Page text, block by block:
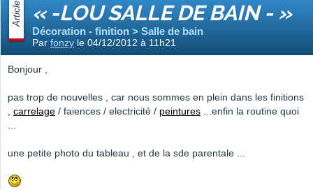
Article « -LOU SALLE DE BAIN - »
Décoration - finition > Salle de bain
Par fonzy le 04/12/2012 à 11h21
Bonjour ,
pas trop de nouvelles , car nous sommes en plein dans les finitions
, carrelage / faiences / electricité / peintures ...enfin la routine quoi
...
une petite photo du tableau , et de la sde parentale ...